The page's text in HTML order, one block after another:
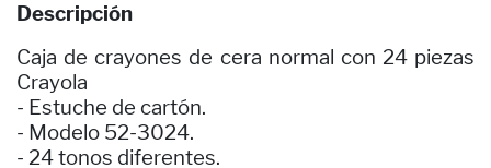
Descripción
Caja de crayones de cera normal con 24 piezas
Crayola
- Estuche de cartón.
- Modelo 52-3024.
- 24 tonos diferentes.